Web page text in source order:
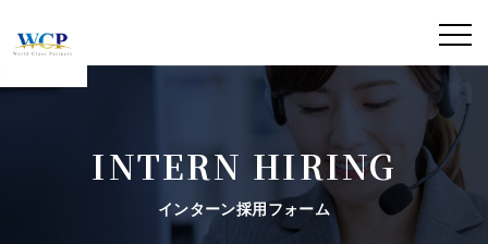
INTERN HIRING
インターン採用フォーム